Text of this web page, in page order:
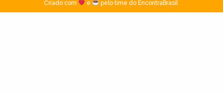
Criado com
e pelo time do EncontraBrasil